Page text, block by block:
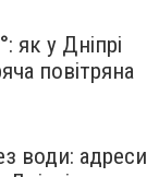
як у Дніпрі
повітряна
води: адреси